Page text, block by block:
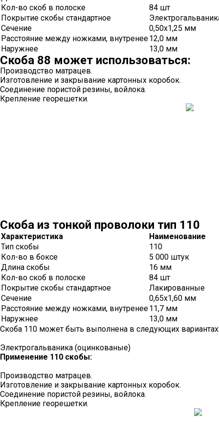
Кол-во скоб в полоске
84 шт
Покрытие скобы стандартное
Сечение
0,50х1,25 мм
Расстояние между ножками, внутренее12,0 мм
Наружнее
13,0 мм
Скоба 88 может использоваться:
Производство матрацев.
Изготовление и закрывание картонных коробок.
Соединение пористой резины, войлока.
Крепление георешетки.
Скоба из тонкой проволоки тип 110
Характеристика
Наименование
Тип скобы
110
Кол-во в боксе
5 000 штук
Длина скобы
16 мм
Кол-во скоб в полоске
84 шт
Покрытие скобы стандартное
Лакированные
Сечение
0,65х1,60 мм
Расстояние между ножками, внутренее11,7 мм
Наружнее
13,0 мм
Скоба 110 может быть выполнена в следующих
Электрогальваника (оцинкованые)
Применение 110 скобы:
Производство матрацев.
Изготовление и закрывание картонных коробок.
Соединение пористой резины, войлока.
Крепление георешетки.